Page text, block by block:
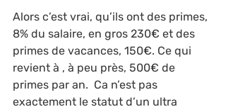
Alors c’est vrai, qu’ils ont des primes,
8% du salaire, en gros 230€ et des
primes de vacances, 150€. Ce qui
revient à , à peu près, 500€ de
primes par an.  Ca n’est pas
exactement le statut d’un ultra